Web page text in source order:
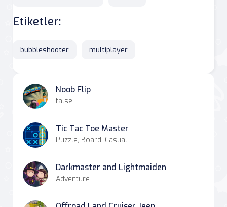
Etiketler:
bubbleshooter multiplayer
Noob Flip
false
Tic Tac Toe Master
Puzzle, Board, Casual
Darkmaster and Lightmaiden
Adventure